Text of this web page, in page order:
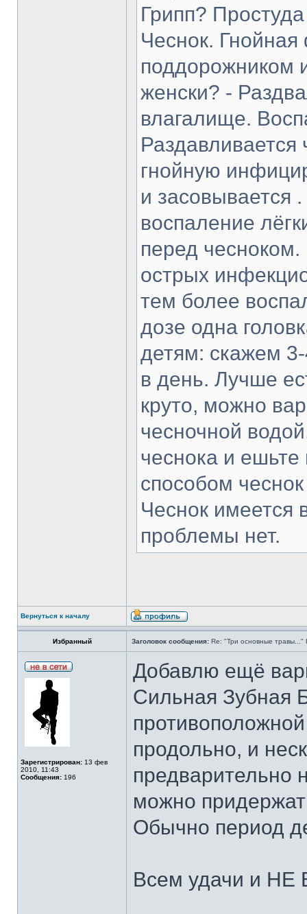
Грипп?
Чеснок.
поддорожником
женски? -
влагалище.
гнойную
и засовывается
воспаление
перед
острых
тем более
дозе одна
детям: скажем
в день. Лучше
круто, можно
чесночной
чеснока и
способом
Чеснок имеется
проблемы нет.
Вернуться к началу
Избранный Заголовок сообщения: Re: "Три основные травы..."
Зарегистрирован: 13 фев
2010, 11:43
Сообщения: 196
Добавлю ещё
Сильная Зубная
продольно, и
предварительно
можно
Обычно период
Всем удачи и